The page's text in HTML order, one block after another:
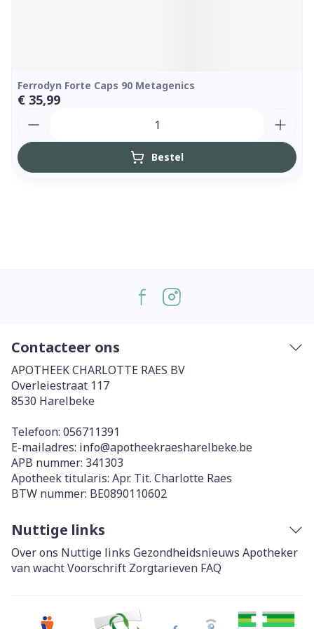
Ferrodyn Forte Caps 90 Metagenics
€ 35,99
Bestel
Contacteer ons
APOTHEEK CHARLOTTE RAES BV
Overleiestraat 117
8530 Harelbeke
Telefoon: 056711391
E-mailadres: info@apotheekraesharelbeke.be
APB nummer: 341303
Apotheek titularis: Apr. Tit. Charlotte Raes
BTW nummer: BE0890110602
Nuttige links
Over ons Nuttige links Gezondheidsnieuws Apotheker
van wachtVoorschrift Zorgtarieven FAQ